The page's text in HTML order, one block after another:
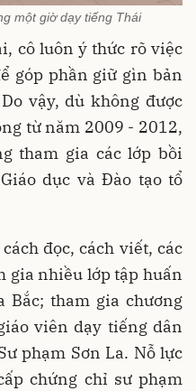
một giờ dạy tiếng Thái
cô luôn ý thức rõ việc
góp phần giữ gìn bản
vậy, dù không được
từ năm 2009 - 2012,
tham gia các lớp bồi
dục và Đào tạo tổ
đọc, cách viết, các
gia nhiều lớp tập huấn
tham gia chương
viên dạy tiếng dân
phạm Sơn La. Nỗ lực
chứng chỉ sư phạm